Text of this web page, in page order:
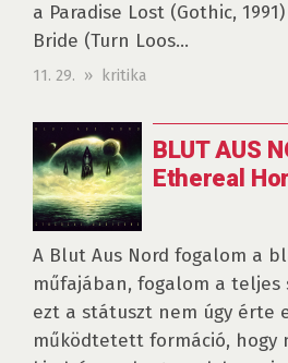
a Paradise Lost (Gothic,
Bride (Turn Loos...
11. 29. » kritika
BLUT AUS
Ethereal
A Blut Aus Nord fogalom a
műfajában, fogalom a teljes
ezt a státuszt nem úgy érte
működtetett formáció, hogy